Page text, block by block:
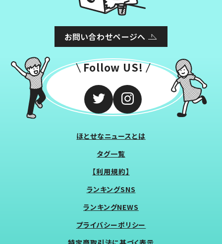
お問い合わせページへ
Follow US!
ほとせなニュースとは
タグ一覧
【利用規約】
ランキングSNS
ランキングNEWS
プライバシーポリシー